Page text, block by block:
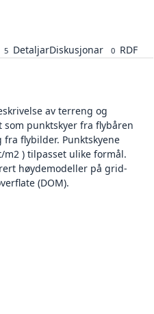
5 DetaljarDiskusjonar 0 RDF
av terreng og
punktskyer fra flybåren
flybilder. Punktskyene
) tilpasset ulike formål.
høydemodeller på grid-
(DOM).